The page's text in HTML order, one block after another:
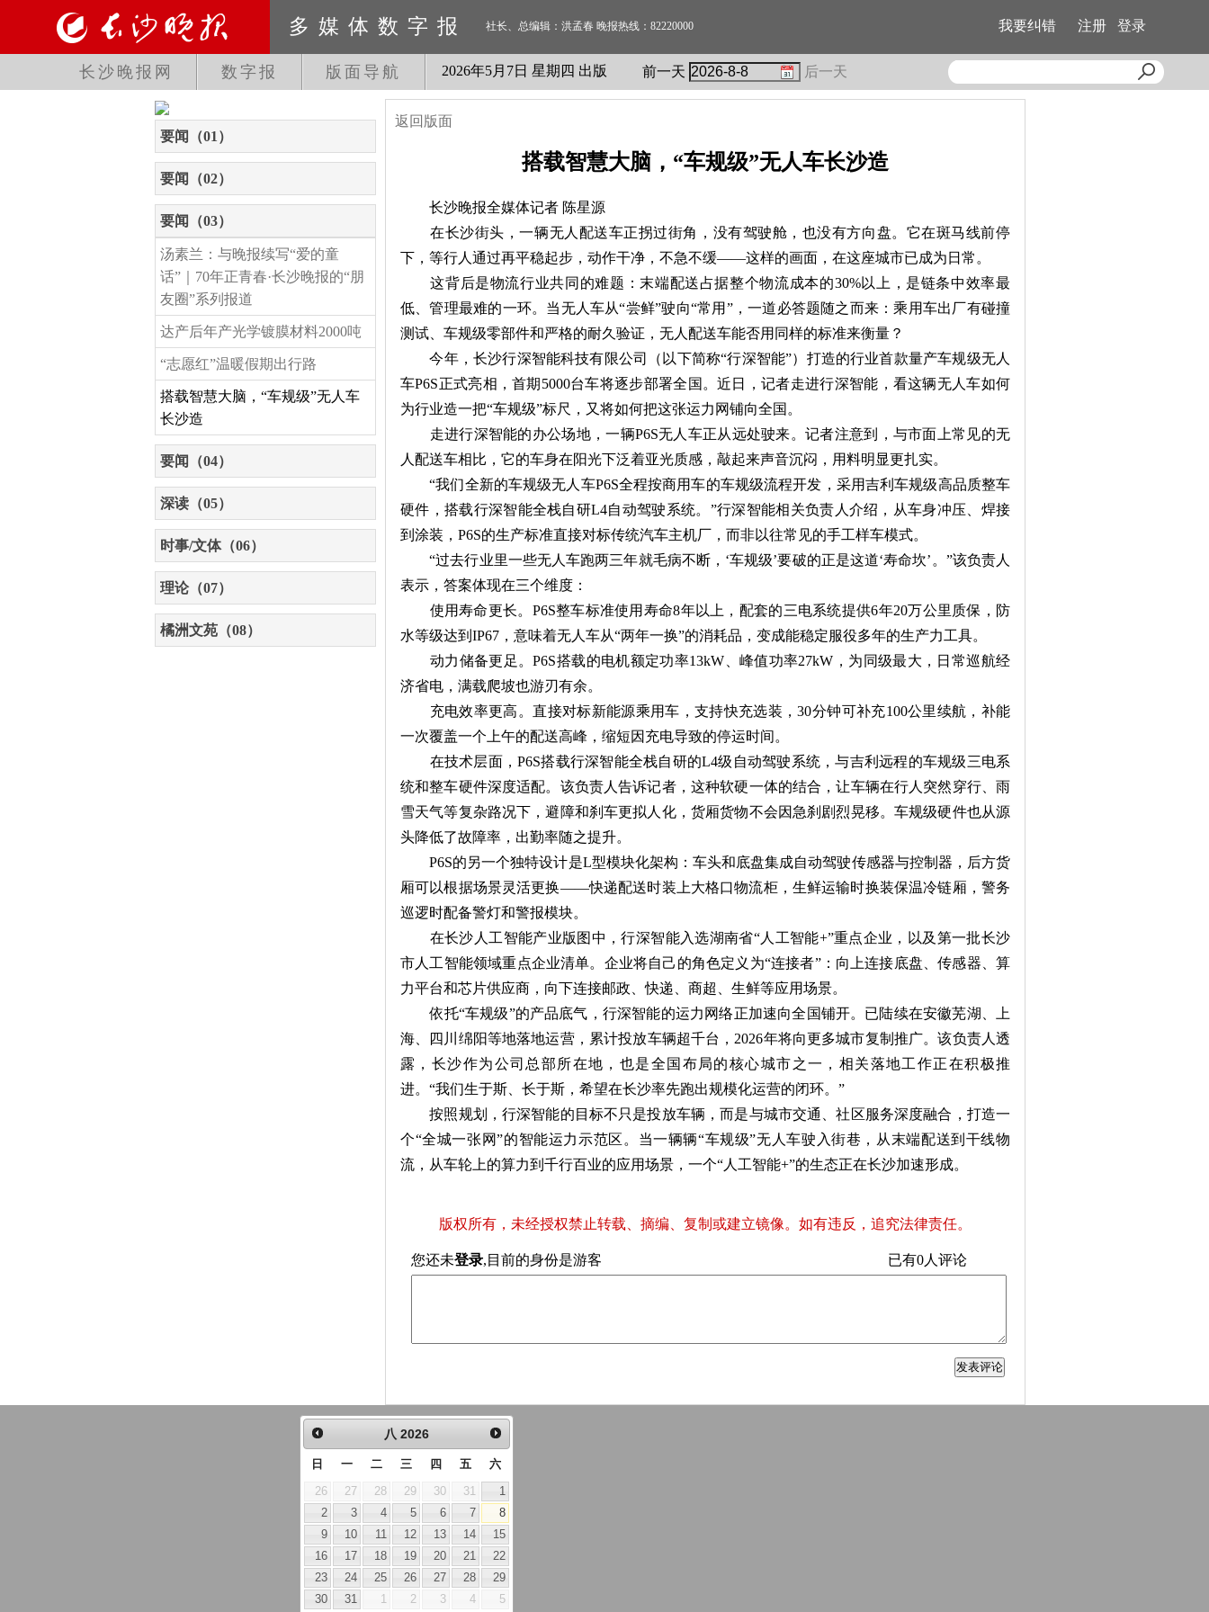
多媒体数字报 社长、总编辑：洪孟春 晚报热线：82220000 我要纠错 注册 登录
长沙晚报网 数字报 版面导航 2026年5月 7日 星期 四 出版 前一天 后一天
要闻（01）
要闻（02）
要闻（03）
汤素兰：与晚报续写“爱的童
话”｜70年正青春·长沙晚报的“朋
友圈”系列报道
达产后年产光学镀膜材料2000吨
“志愿红”温暖假期出行路
搭载智慧大脑，“车规级”无人车
长沙造
要闻（04）
深读（05）
时事/文体（06）
理论（07）
橘洲文苑（08）
返回版面
搭载智慧大脑，“车规级”无人车长沙造
长沙晚报全媒体记者 陈星源
在长沙街头，一辆无人配送车正拐过街角，没有驾驶舱，也没有方向盘。它在斑马线前停
下，等行人通过再平稳起步，动作干净，不急不缓——这样的画面，在这座城市已成为日常。
这背后是物流行业共同的难题：末端配送占据整个物流成本的30%以上，是链条中效率最
低、管理最难的一环。当无人车从“尝鲜”驶向“常用”，一道必答题随之而来：乘用车出厂有碰撞
测试、车规级零部件和严格的耐久验证，无人配送车能否用同样的标准来衡量？
今年，长沙行深智能科技有限公司（以下简称“行深智能”）打造的行业首款量产车规级无人
车P6S正式亮相，首期5000台车将逐步部署全国。近日，记者走进行深智能，看这辆无人车如何
为行业造一把“车规级”标尺，又将如何把这张运力网铺向全国。
走进行深智能的办公场地，一辆P6S无人车正从远处驶来。记者注意到，与市面上常见的无
人配送车相比，它的车身在阳光下泛着亚光质感，敲起来声音沉闷，用料明显更扎实。
“我们全新的车规级无人车P6S全程按商用车的车规级流程开发，采用吉利车规级高品质整车
硬件，搭载行深智能全栈自研L4自动驾驶系统。”行深智能相关负责人介绍，从车身冲压、焊接
到涂装，P6S的生产标准直接对标传统汽车主机厂，而非以往常见的手工样车模式。
“过去行业里一些无人车跑两三年就毛病不断，‘车规级’要破的正是这道‘寿命坎’。”该负责人
表示，答案体现在三个维度：
使用寿命更长。P6S整车标准使用寿命8年以上，配套的三电系统提供6年20万公里质保，防
水等级达到IP67，意味着无人车从“两年一换”的消耗品，变成能稳定服役多年的生产力工具。
动力储备更足。P6S搭载的电机额定功率13kW、峰值功率27kW，为同级最大，日常巡航经
济省电，满载爬坡也游刃有余。
充电效率更高。直接对标新能源乘用车，支持快充选装，30分钟可补充100公里续航，补能
一次覆盖一个上午的配送高峰，缩短因充电导致的停运时间。
在技术层面，P6S搭载行深智能全栈自研的L4级自动驾驶系统，与吉利远程的车规级三电系
统和整车硬件深度适配。该负责人告诉记者，这种软硬一体的结合，让车辆在行人突然穿行、雨
雪天气等复杂路况下，避障和刹车更拟人化，货厢货物不会因急刹剧烈晃移。车规级硬件也从源
头降低了故障率，出勤率随之提升。
P6S的另一个独特设计是L型模块化架构：车头和底盘集成自动驾驶传感器与控制器，后方货
厢可以根据场景灵活更换——快递配送时装上大格口物流柜，生鲜运输时换装保温冷链厢，警务
巡逻时配备警灯和警报模块。
在长沙人工智能产业版图中，行深智能入选湖南省“人工智能+”重点企业，以及第一批长沙
市人工智能领域重点企业清单。企业将自己的角色定义为“连接者”：向上连接底盘、传感器、算
力平台和芯片供应商，向下连接邮政、快递、商超、生鲜等应用场景。
依托“车规级”的产品底气，行深智能的运力网络正加速向全国铺开。已陆续在安徽芜湖、上
海、四川绵阳等地落地运营，累计投放车辆超千台，2026年将向更多城市复制推广。该负责人透
露，长沙作为公司总部所在地，也是全国布局的核心城市之一，相关落地工作正在积极推
进。“我们生于斯、长于斯，希望在长沙率先跑出规模化运营的闭环。”
按照规划，行深智能的目标不只是投放车辆，而是与城市交通、社区服务深度融合，打造一
个“全城一张网”的智能运力示范区。当一辆辆“车规级”无人车驶入街巷，从末端配送到干线物
流，从车轮上的算力到千行百业的应用场景，一个“人工智能+”的生态正在长沙加速形成。
版权所有，未经授权禁止转载、摘编、复制或建立镜像。如有违反，追究法律责任。
您还未登录,目前的身份是游客 已有0人评论
八 2026
日 一 二 三 四 五 六
26 27 28 29 30 31
1
2
3 4 5 6 7
8
9
10 11 12 13 14
15
16
17 18 19 20 21
22
23
24 25 26 27 28
29
30
31 1 2 3 4 5